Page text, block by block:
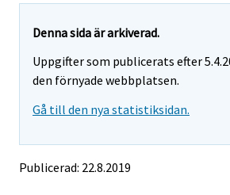
Denna sida är arkiverad.
Uppgifter som publicerats efter
den förnyade webbplatsen.
Gå till den nya statistiksidan.
Publicerad: 22.8.2019